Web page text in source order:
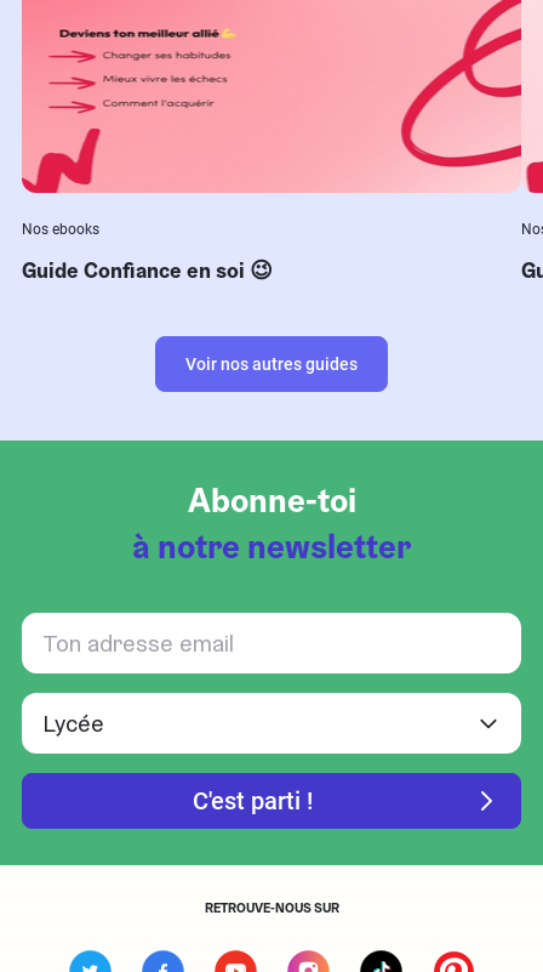
Nos ebooks
Guide Confiance en soi 😉
Voir nos autres guides
Abonne-toi
à notre newsletter
RETROUVE-NOUS SUR